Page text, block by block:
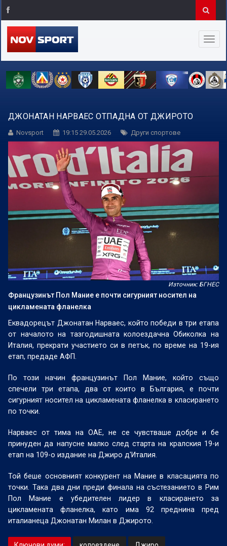
ДЖОНАТАН НАРВАЕС ОТПАДНА ОТ ДЖИРОТО
Novsport 19:15 29.05.2026 Други спортове
Източник: БГНЕС
Французинът Пол Мание е почти сигурният носител на
цикламената фланелка
Еквадорецът Джонатан Нарваес, който победи в три етапа
от началото на тазгодишната колоездачна Обиколка на
Италия, прекрати участието си в петък, по време на 19-ия
етап, предаде АФП.
По този начин французинът Пол Мание, който също
спечели три етапа, два от които в България, е почти
сигурният носител на цикламената фланелка в класирането
по точки.
Нарваес от тима на ОАЕ, не се чувстваше добре и бе
принуден да напусне малко след старта на кралския 19-и
етап на 109-о издание на Джиро д'Италия.
Той беше основният конкурент на Мание в класацията по
точки. Така два дни преди финала на състезанието в Рим
Пол Мание е убедителен лидер в класирането за
цикламената фланелка, като има 92 преднина пред
италианеца Джонатан Милан в Джирото.